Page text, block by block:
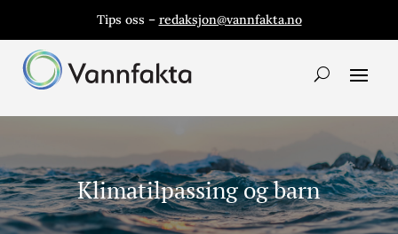
Tips oss – redaksjon@vannfakta.no
Klimatilpassing og barn